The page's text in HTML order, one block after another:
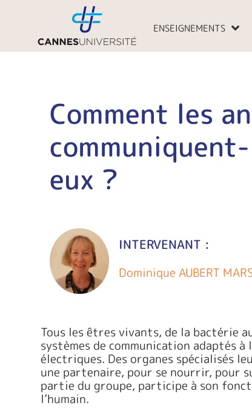
ENSEIGNEMENTS
Comment les
eux ?
INTERVENANT :
Dominique AUBERT
Tous les êtres vivants, de la bactérie
systèmes de communication adaptés
électriques. Des organes spécialisés
une partenaire, pour se nourrir, pour
partie du groupe, participe à son
l’humain.